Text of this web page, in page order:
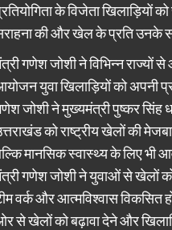
के विजेता खिलाड़ियों
की और खेल के प्रति उनके
गणेश जोशी ने विभिन्न राज्यों
युवा खिलाड़ियों को अपनी
जोशी ने मुख्यमंत्री पुष्कर सिंह
को राष्ट्रीय खेलों की
मानसिक स्वास्थ्य के लिए भी
गणेश जोशी ने युवाओं से खेलों
वर्क और आत्मविश्वास विकसित
से खेलों को बढ़ावा देने और